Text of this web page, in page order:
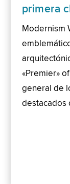
primera
Modernism
«Premier»
general de
destacados